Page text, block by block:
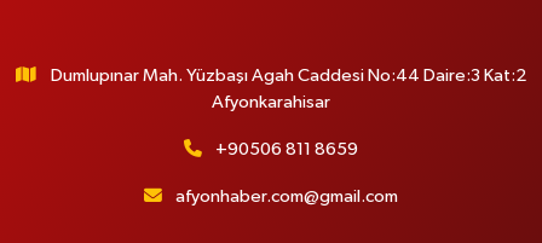
Dumlupınar Mah. Yüzbaşı Agah Caddesi No:44 Daire:3 Kat:2
Afyonkarahisar
+90506 811 8659
afyonhaber.com@gmail.com